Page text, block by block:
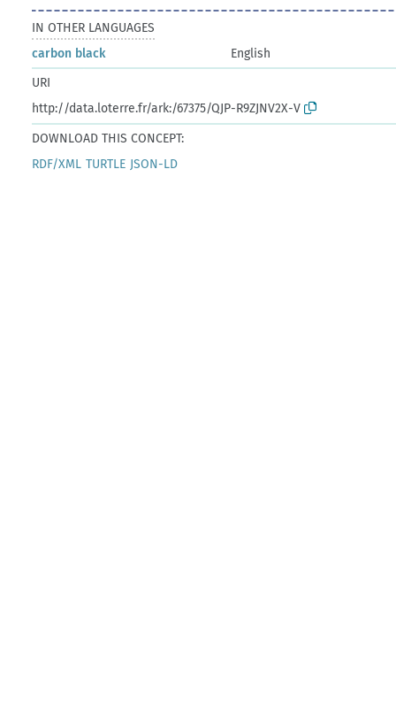
IN OTHER LANGUAGES
carbon black
English
URI
http://data.loterre.fr/ark:/67375/QJP-R9ZJNV2X-V
DOWNLOAD THIS CONCEPT:
RDF/XML TURTLE JSON-LD